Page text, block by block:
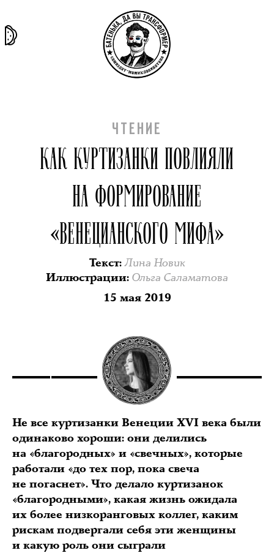
ЧТЕНИЕ
КАК КУРТИЗАНКИ ПОВЛИЯЛИ
НА ФОРМИРОВАНИЕ
«ВЕНЕЦИАНСКОГО МИФА»
Текст:Лина Новик
Иллюстрации: Ольга Саламатова
15 мая 2019
Не все куртизанки Венеции XVI века были
одинаково хороши: они делились
на «благородных» и «свечных», которые
работали «до тех пор, пока свеча
не погаснет». Что делало куртизанок
«благородными», какая жизнь ожидала
их более низкоранговых коллег, каким
рискам подвергали себя эти женщины
и какую роль они сыграли